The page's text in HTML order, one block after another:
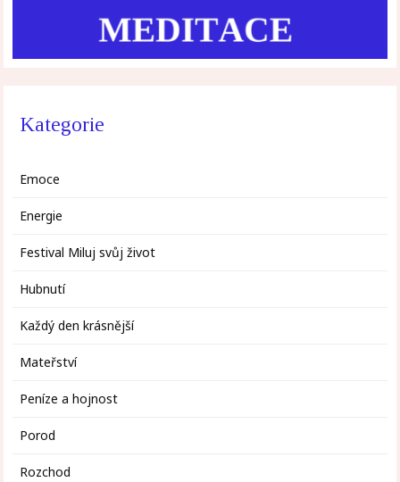
Kategorie
Emoce
Energie
Festival Miluj svůj život
Hubnutí
Každý den krásnější
Mateřství
Peníze a hojnost
Porod
Rozchod